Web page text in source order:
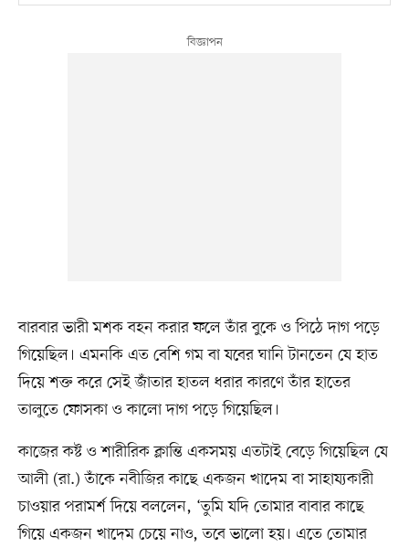
বারবার ভারী মশক বহন করার ফলে তাঁর বুকে ও পিঠে দাগ পড়ে
গিয়েছিল। এমনকি এত বেশি গম বা যবের ঘানি টানতেন যে হাত
দিয়ে শক্ত করে সেই জাঁতার হাতল ধরার কারণে তাঁর হাতের
তালুতে ফোসকা ও কালো দাগ পড়ে গিয়েছিল।
কাজের কষ্ট ও শারীরিক ক্লান্তি একসময় এতটাই বেড়ে গিয়েছিল যে
আলী (রা.) তাঁকে নবীজির কাছে একজন খাদেম বা সাহায্যকারী
চাওয়ার পরামর্শ দিয়ে বললেন, ‘তুমি যদি তোমার বাবার কাছে
গিয়ে একজন খাদেম চেয়ে নাও, তবে ভালো হয়। এতে তোমার